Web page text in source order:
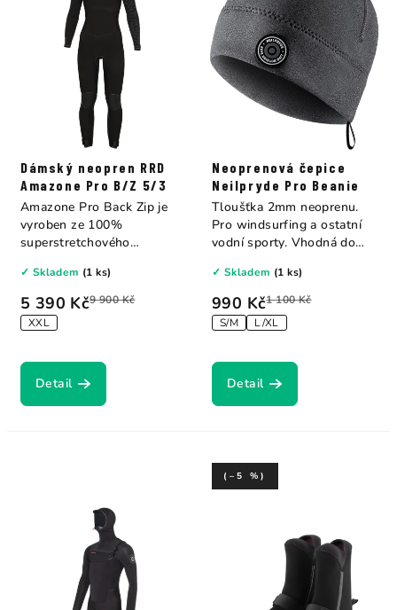
Dámský neopren RRD
Amazone Pro B/Z 5/3
5 390 Kč9 900 Kč
XXL
✓ Skladem (1 ks)
Detail
Amazone Pro Back Zip je
vyroben ze 100%
superstretchového
Neoprenová čepice
Neilpryde Pro Beanie
990 Kč1 100 Kč
S/M L/XL
✓ Skladem (1 ks)
Detail
Tloušťka 2mm neoprenu.
Pro windsurfing a ostatní
vodní sporty. Vhodná do
(–5 %)